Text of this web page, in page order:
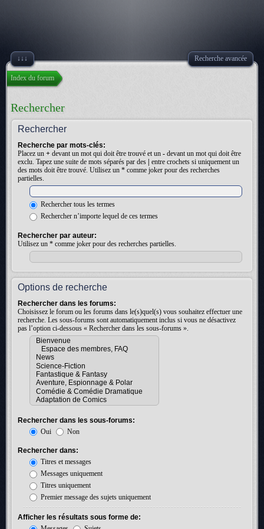
↓↓↓ Recherche avancée
Index du forum
Rechercher
Rechercher
Recherche par mots-clés:
Placez un + devant un mot qui doit être trouvé et un - devant un mot qui doit être
exclu. Tapez une suite de mots séparés par des
entre crochets si uniquement un
des mots doit être trouvé. Utilisez un * comme joker pour des recherches
partielles.
Rechercher tous les termes
Rechercher n’importe lequel de ces termes
Rechercher par auteur:
Utilisez un * comme joker pour des recherches partielles.
Options de recherche
Rechercher dans les forums:
Choisissez le forum ou les forums dans le(s)quel(s) vous souhaitez effectuer une
recherche. Les sous-forums sont automatiquement inclus si vous ne désactivez
pas l’option ci-dessous « Rechercher dans les sous-forums ».
Rechercher dans les sous-forums:
Oui
Non
Rechercher dans:
Titres et messages
Messages uniquement
Titres uniquement
Premier message des sujets uniquement
Afficher les résultats sous forme de: